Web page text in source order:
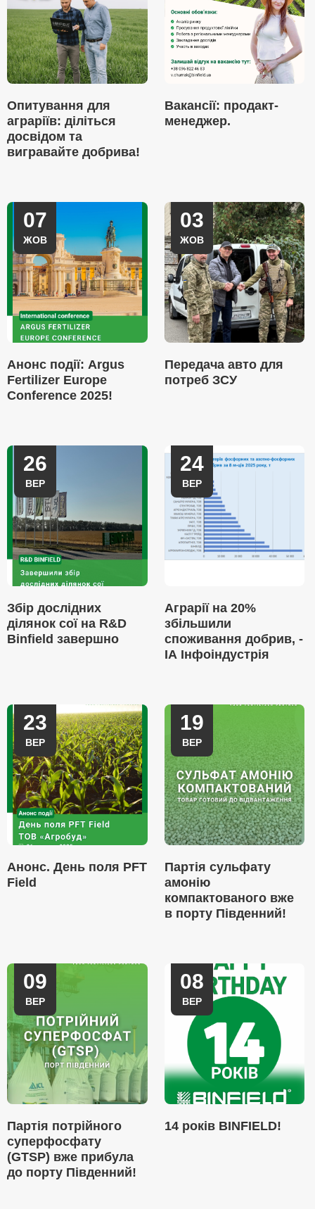
Опитування для
аграріїв: діліться
досвідом та
вигравайте добрива!
Вакансії: продакт-
менеджер.
07
ЖОВ
Анонс події: Argus
Fertilizer Europe
Conference 2025!
03
ЖОВ
Передача авто для
потреб ЗСУ
26
ВЕР
Збір дослідних
ділянок сої на R&D
Binfield завершно
24
ВЕР
Аграрії на 20%
збільшили
споживання добрив, -
ІА Інфоіндустрія
23
ВЕР
Анонс. День поля PFT
Field
19
ВЕР
Партія сульфату
амонію
компактованого вже
в порту Південний!
09
ВЕР
Партія потрійного
суперфосфату
(GTSP) вже прибула
до порту Південний!
08
ВЕР
14 років BINFIELD!